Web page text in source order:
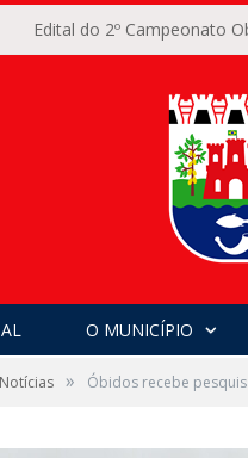
Edital do 2º Campeonato
O MUNICÍPIO
Notícias » Óbidos recebe